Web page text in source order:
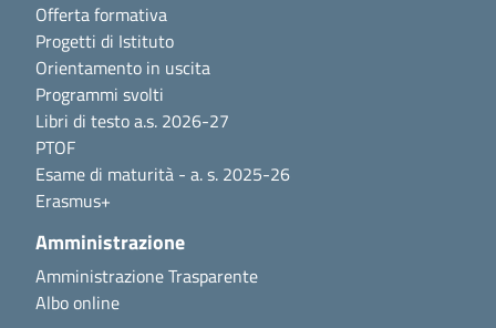
Offerta formativa
Progetti di Istituto
Orientamento in uscita
Programmi svolti
Libri di testo a.s. 2026-27
PTOF
Esame di maturità - a. s. 2025-26
Erasmus+
Amministrazione
Amministrazione Trasparente
Albo online